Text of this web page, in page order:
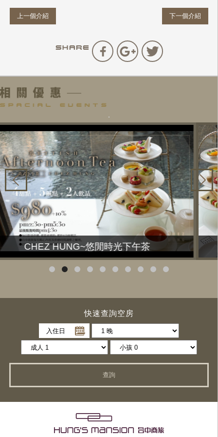
上一個介紹 下一個介紹
悠閒時光下午茶住房專案
快速查詢空房
入住日
查詢